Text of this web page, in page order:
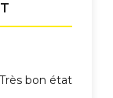
Très bon état